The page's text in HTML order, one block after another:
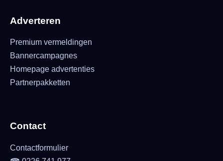
Adverteren
Premium vermeldingen
Bannercampagnes
Homepage advertenties
Partnerpakketten
Contact
Contactformulier